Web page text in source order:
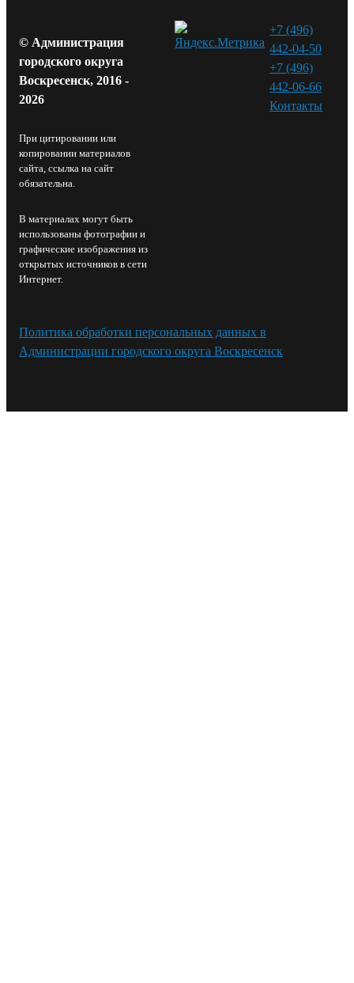
© Администрация
городского округа
Воскресенск, 2016 -
2026
При цитировании или
копировании материалов
сайта, ссылка на сайт
обязательна.
В материалах могут быть
использованы фотографии и
графические изображения из
открытых источников в сети
Интернет.
+7 (496)
442-04-50
+7 (496)
442-06-66
Контакты⁠
Политика обработки персональных данных в
Администрации городского округа Воскресенск